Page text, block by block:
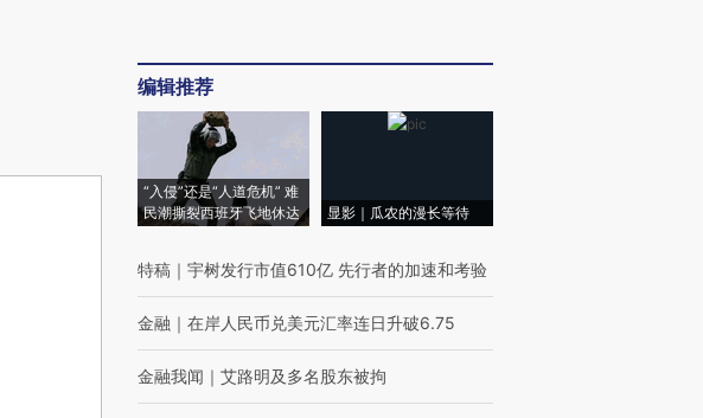
编辑推荐
“入侵”还是“人道危机” 难
民潮撕裂西班牙飞地休达
显影｜瓜农的漫长等待
特稿 ｜ 宇树发行市值610亿 先行者的加速和考验
金融 ｜ 在岸人民币兑美元汇率连日升破6.75
金融我闻 ｜ 艾路明及多名股东被拘